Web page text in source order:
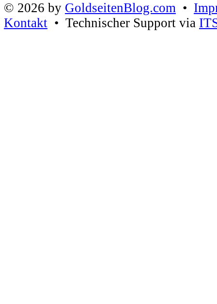
© 2026 by GoldseitenBlog.com •
Kontakt • Technischer Support via